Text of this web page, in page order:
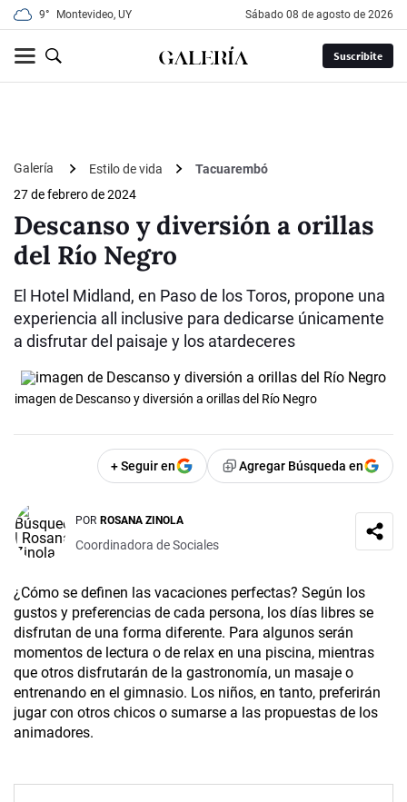
9° Montevideo, UY sábado 08 de agosto de 2026
Suscribite
Galería Estilo de vida
Tacuarembó
27 de febrero de 2024
Descanso y diversión a orillas
del Río Negro
El Hotel Midland, en Paso de los Toros, propone una
experiencia all inclusive para dedicarse únicamente
a disfrutar del paisaje y los atardeceres
imagen de Descanso y diversión a orillas del Río Negro
+ Seguir en Agregar Búsqueda en
POR ROSANA ZINOLA
Coordinadora de Sociales
¿Cómo se definen las vacaciones perfectas? Según los
gustos y preferencias de cada persona, los días libres se
disfrutan de una forma diferente. Para algunos serán
momentos de lectura o de relax en una piscina, mientras
que otros disfrutarán de la gastronomía, un masaje o
entrenando en el gimnasio. Los niños, en tanto, preferirán
jugar con otros chicos o sumarse a las propuestas de los
animadores.